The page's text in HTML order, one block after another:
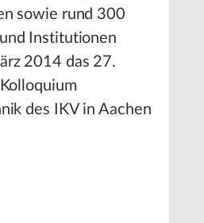
sowie rund 300
Institutionen
2014 das 27.
des IKV in Aachen